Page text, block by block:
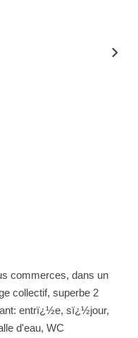
commerces, dans un
collectif, superbe 2
entrï¿½e, sï¿½jour,
d'eau, WC